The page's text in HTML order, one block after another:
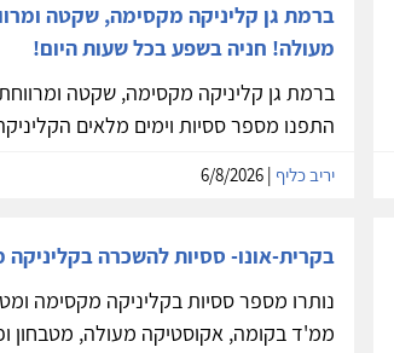
ברמת גן קליניקה מקסימה, שקטה
מעולה! חניה בשפע בכל שעות היום!
ברמת גן קליניקה מקסימה, שקטה
התפנו מספר ססיות וימים מלאים
יריב כליף | 6/8/2026
בקרית-אונו- ססיות להשכרה
נותרו מספר ססיות בקליניקה מקסימה
ממ'ד בקומה, אקוסטיקה מעולה, מטבחון